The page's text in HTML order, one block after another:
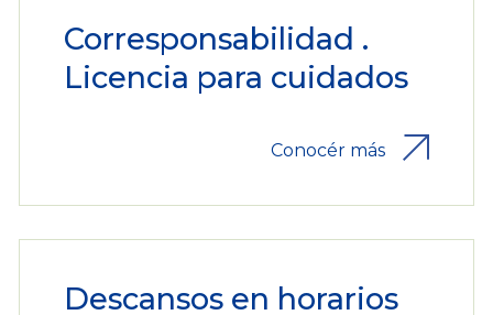
Corresponsabilidad .
Licencia para cuidados
Conocér más
Descansos en horarios